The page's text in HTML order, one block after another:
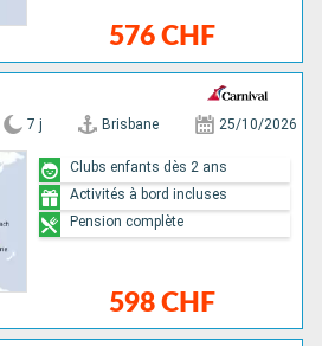
576 CHF
7 j Brisbane 25/10/2026
598 CHF
Clubs enfants dès 2 ans
Activités à bord incluses
Pension complète